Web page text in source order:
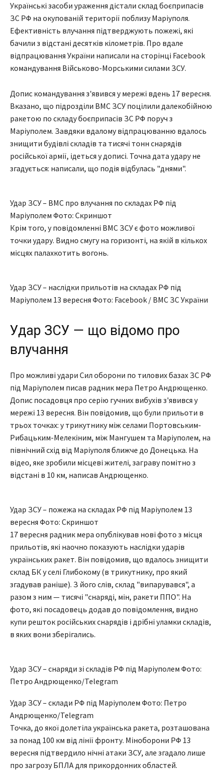
Українські засоби ураження дістали склад боєприпасів
ЗС РФ на окупованій території поблизу Маріуполя.
Ефективність влучання підтверджують пожежі, які
бачили з відстані десятків кілометрів. Про вдале
відпрацювання України написали на сторінці Facebook
командування Військово-Морськими силами ЗСУ.
Допис командування з'явився у мережі вдень 17 вересня.
Вказано, що підрозділи ВМС ЗСУ поцілили далекобійною
ракетою по складу боєприпасів ЗС РФ поруч з
Маріуполем. Завдяки вдалому відпрацюванню вдалось
знищити будівлі складів та тисячі тонн снарядів
російської армії, ідеться у дописі. Точна дата удару не
згадується: написали, що подія відбулась "днями".
Удар ЗСУ – ВМС про влучання по складах РФ під
Маріуполем Фото: Скриншот
Крім того, у повідомленні ВМС ЗСУ є фото можливої
точки удару. Видно смугу на горизонті, на якій в кількох
місцях палахкотить вогонь.
Удар ЗСУ – наслідки прильотів на складах РФ під
Маріуполем 13 вересня Фото: Facebook / ВМС ЗС України
Удар ЗСУ — що відомо про
влучання
Про можливі удари Сил оборони по тилових базах ЗС РФ
під Маріуполем писав радник мера Петро Андрющенко.
Допис посадовця про серію гучних вибухів з'явився у
мережі 13 вересня. Він повідомив, що були прильоти в
трьох точках: у трикутнику між селами Портовським-
Рибацьким-Мелекіним, між Мангушем та Маріуполем, на
північний схід від Маріуполя ближче до Донецька. На
відео, яке зробили місцеві жителі, заграву помітно з
відстані в 10 км, написав Андрющенко.
Удар ЗСУ – пожежа на складах РФ під Маріуполем 13
вересня Фото: Скриншот
17 вересня радник мера опублікував нові фото з місця
прильотів, які наочно показують наслідки ударів
українських ракет. Він повідомив, що вдалось знищити
склад БК у селі Глибокому (в трикутнику, про який
згадував раніше). З його слів, склад "випарувався", а
разом з ним — тисячі "снаряді, мін, ракети ППО". На
фото, які посадовець додав до повідомлення, видно
купи решток російських снарядів і дрібні уламки складів,
в яких вони зберігались.
Удар ЗСУ – снаряди зі складів РФ під Маріуполем Фото:
Петро Андрющенко/Telegram
Удар ЗСУ – склади РФ під Маріуполем Фото: Петро
Андрющенко/Telegram
Точка, до якої долетіла українська ракета, розташована
за понад 100 км від лінії фронту. Міноборони РФ 13
вересня підтвердило нічні атаки ЗСУ, але згадало лише
про загрозу БПЛА для прикордонних областей.